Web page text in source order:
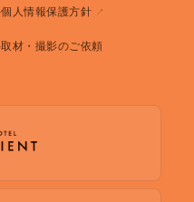
個人情報保護方針 ↗
取材・撮影のご依頼